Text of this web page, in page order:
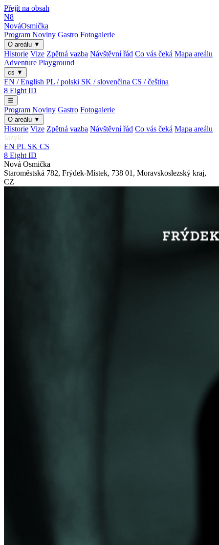
Přejít na obsah
N8
NováOsmička
Program Noviny Gastro Fotogalerie
O areálu ▼
Historie Vize Zpětná vazba Návštěvní řád Co vás čeká Mapa areálu
Adventure Playground
cs ▼
EN / English PL / polski SK / slovenčina CS / čeština
8 Eight ID
☰
Program Noviny Gastro Fotogalerie
O areálu ▼
Historie Vize Zpětná vazba Návštěvní řád Co vás čeká Mapa areálu
Jazyk:
EN PL SK CS
8 Eight ID
Nová Osmička
Staroměstská 782, Frýdek-Místek, 738 01 , Moravskoslezský kraj,
CZ